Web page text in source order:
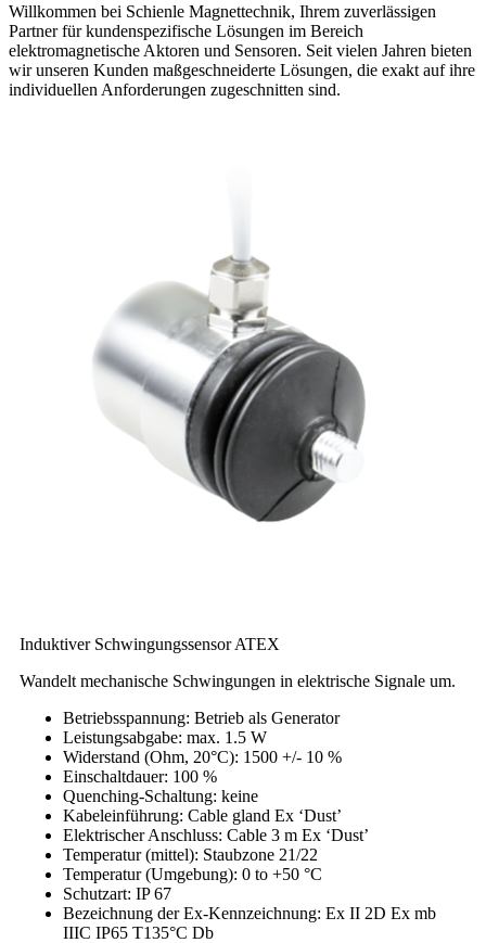
Willkommen bei Schienle Magnettechnik, Ihrem zuverlässigen
Partner für kundenspezifische Lösungen im Bereich
elektromagnetische Aktoren und Sensoren. Seit vielen Jahren bieten
wir unseren Kunden maßgeschneiderte Lösungen, die exakt auf ihre
individuellen Anforderungen zugeschnitten sind.
Induktiver Schwingungssensor ATEX
Wandelt mechanische Schwingungen in elektrische Signale um.
Betriebsspannung: Betrieb als Generator
Leistungsabgabe: max. 1.5 W
Widerstand (Ohm, 20°C): 1500 +/- 10 %
Einschaltdauer: 100 %
Quenching-Schaltung: keine
Kabeleinführung: Cable gland Ex ‘Dust’
Elektrischer Anschluss: Cable 3 m Ex ‘Dust’
Temperatur (mittel): Staubzone 21/22
Temperatur (Umgebung): 0 to +50 °C
Schutzart: IP 67
Bezeichnung der Ex-Kennzeichnung: Ex II 2D Ex mb
IIIC IP65 T135°C Db